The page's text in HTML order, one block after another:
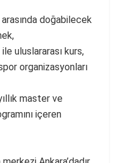
doğabilecek
uluslararası kurs,
organizasyonları
master ve
içeren